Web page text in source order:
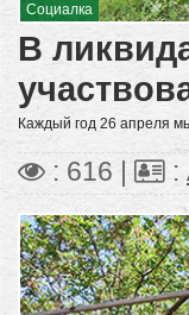
Социалка
В
Каждый год 26 апреля
: 616 | :